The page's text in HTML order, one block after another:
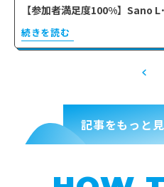
【参加者満足度100%】Sano
続きを読む
記事をもっと